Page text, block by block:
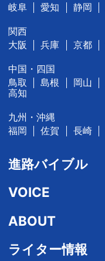
岐阜
愛知 静岡
関西
大阪
兵庫 京都
中国・四国
鳥取
島根 岡山
高知
九州・沖縄
福岡
佐賀 長崎
進路バイブル
VOICE
ABOUT
ライター情報